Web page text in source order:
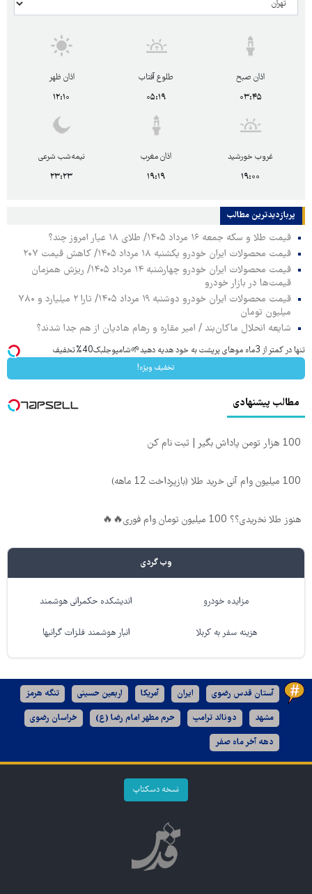
اذان صبح
۰۳:۴۵
طلوع آفتاب
۰۵:۱۹
اذان ظهر
۱۲:۱۰
غروب خورشید
۱۹:۰۰
اذان مغرب
۱۹:۱۹
نیمه‌شب شرعی
۲۳:۲۳
پربازدیدترین‌ مطالب
قیمت طلا و سکه جمعه ۱۶ مرداد ۱۴۰۵/ طلای ۱۸ عیار امروز چند؟
قیمت محصولات ایران خودرو یکشنبه ۱۸ مرداد ۱۴۰۵/ کاهش قیمت ۲۰۷
قیمت محصولات ایران خودرو چهارشنبه ۱۴ مرداد ۱۴۰۵/ ریزش همزمان
قیمت‌ها در بازار خودرو
قیمت محصولات ایران خودرو دوشنبه ۱۹ مرداد ۱۴۰۵/ تارا ۲ میلیارد و ۷۸۰
میلیون تومان
شایعه انحلال ماکان‌بند / امیر مقاره و رهام هادیان از هم جدا شدند؟
تنها در کمتر از 3ماه موهای پرپشت به خود هدیه دهید🌱شامپوجلبک40%تخفیف
تخفیف ویژه!
مطالب پیشنهادی
100 هزار تومن پاداش بگیر | ثبت نام کن
100 میلیون وام آنی خرید طلا (بازپرداخت 12 ماهه)
هنوز طلا نخریدی؟؟ 100 میلیون تومان وام فوری🔥🔥
وب گردی
مزایده خودرو اندیشکده حکمرانی هوشمند
هزینه سفر به کربلا انبار هوشمند فلزات گرانبها
آستان قدس رضوی ایران آمریکا اربعین حسینی تنگه هرمز
مشهد دونالد ترامپ حرم مطهر امام رضا (ع) خراسان رضوی
دهه آخر ماه صفر
نسخه دسکتاپ